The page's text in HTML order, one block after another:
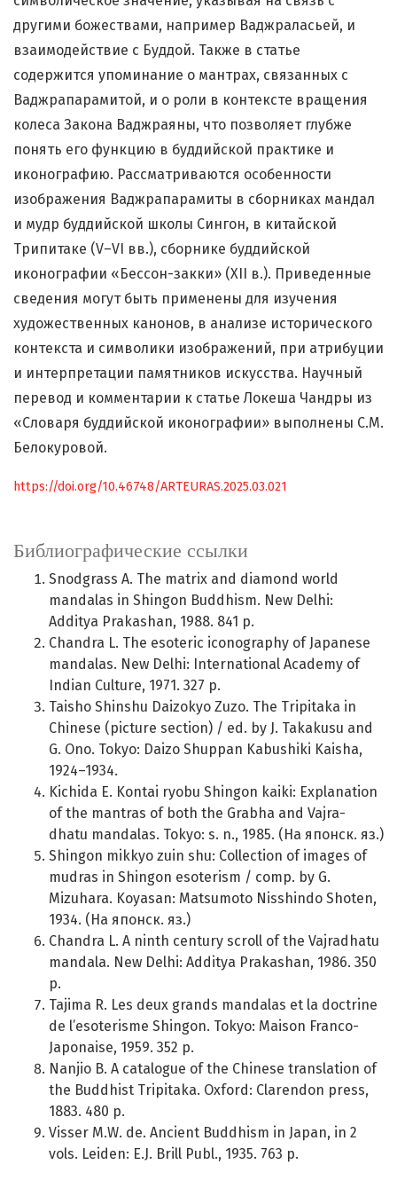
другими божествами, например Ваджраласьей, и
взаимодействие с Буддой. Также в статье
содержится упоминание о мантрах, связанных с
Ваджрапарамитой, и о роли в контексте вращения
колеса Закона Ваджраяны, что позволяет глубже
понять его функцию в буддийской практике и
иконографию. Рассматриваются особенности
изображения Ваджрапарамиты в сборниках мандал
и мудр буддийской школы Сингон, в китайской
Трипитаке (V–VI вв.), сборнике буддийской
иконографии «Бессон-закки» (XII в.). Приведенные
сведения могут быть применены для изучения
художественных канонов, в анализе исторического
контекста и символики изображений, при атрибуции
и интерпретации памятников искусства. Научный
перевод и комментарии к статье Локеша Чандры из
«Словаря буддийской иконографии» выполнены С.М.
Белокуровой.
https://doi.org/10.46748/ARTEURAS.2025.03.021
Библиографические ссылки
Snodgrass А. The matrix and diamond world
mandalas in Shingon Buddhism. New Delhi:
Additya Prakashan, 1988. 841 p.
Chandra L. The esoteric iconography of Japanese
mandalas. New Delhi: International Academy of
Indian Culture, 1971. 327 p.
Taisho Shinshu Daizokyo Zuzo. The Tripitaka in
Chinese (picture section) / ed. by J. Takakusu and
G. Ono. Tokyo: Daizo Shuppan Kabushiki Kaisha,
1924–1934.
Kichida E. Kontai ryobu Shingon kaiki: Explanation
of the mantras of both the Grabha and Vajra-
dhatu mandalas. Tokyo: s. n., 1985. (На японск. яз.)
Shingon mikkyo zuin shu: Collection of images of
mudras in Shingon esoterism / comp. by G.
Mizuhara. Koyasan: Matsumoto Nisshindo Shoten,
1934. (На японск. яз.)
Chandra L. A ninth century scroll of the Vajradhatu
mandala. New Delhi: Additya Prakashan, 1986. 350
p.
Tajima R. Les deux grands mandalas et la doctrine
de l’esoterisme Shingon. Tokyo: Maison Franco-
Japonaise, 1959. 352 p.
Nanjio B. A catalogue of the Chinese translation of
the Buddhist Tripitaka. Oxford: Clarendon press,
1883. 480 p.
Visser M.W. de. Ancient Buddhism in Japan, in 2
vols. Leiden: E.J. Brill Publ., 1935. 763 p.